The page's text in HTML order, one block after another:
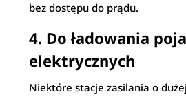
bez dostępu do prądu.
4. Do ładowania
elektrycznych
Niektóre stacje zasilania o